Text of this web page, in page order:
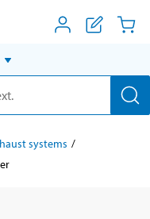
systems